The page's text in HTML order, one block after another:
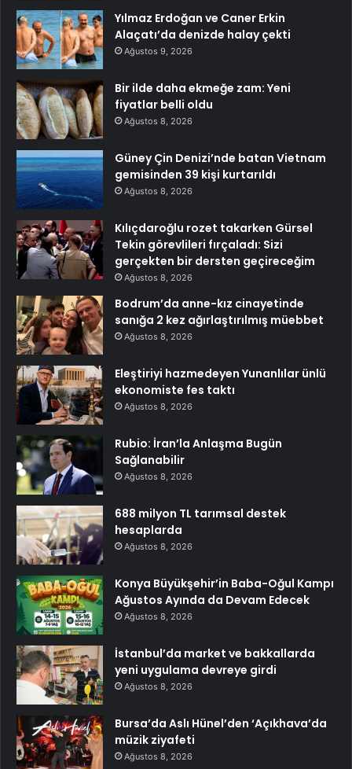
Yılmaz Erdoğan ve Caner Erkin
Alaçatı’da denizde halay çekti
Ağustos 9, 2026
Bir ilde daha ekmeğe zam: Yeni
fiyatlar belli oldu
Ağustos 8, 2026
Güney Çin Denizi’nde batan Vietnam
gemisinden 39 kişi kurtarıldı
Ağustos 8, 2026
Kılıçdaroğlu rozet takarken Gürsel
Tekin görevlileri fırçaladı: Sizi
gerçekten bir dersten geçireceğim
Ağustos 8, 2026
Bodrum’da anne-kız cinayetinde
sanığa 2 kez ağırlaştırılmış müebbet
Ağustos 8, 2026
Eleştiriyi hazmedeyen Yunanlılar ünlü
ekonomiste fes taktı
Ağustos 8, 2026
Rubio: İran’la Anlaşma Bugün
Sağlanabilir
Ağustos 8, 2026
688 milyon TL tarımsal destek
hesaplarda
Ağustos 8, 2026
Konya Büyükşehir’in Baba-Oğul Kampı
Ağustos Ayında da Devam Edecek
Ağustos 8, 2026
İstanbul’da market ve bakkallarda
yeni uygulama devreye girdi
Ağustos 8, 2026
Bursa’da Aslı Hünel’den ‘Açıkhava’da
müzik ziyafeti
Ağustos 8, 2026